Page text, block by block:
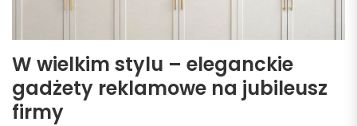
W wielkim stylu – eleganckie
gadżety reklamowe na jubileusz
firmy